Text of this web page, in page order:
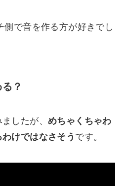
側で音を作る方が好きでし
？
したが、 めちゃくちゃわ
けではなさそう です。